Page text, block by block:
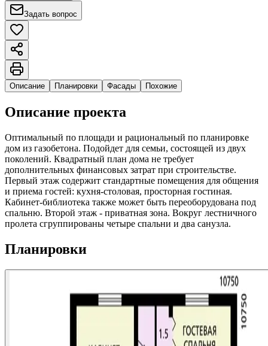
Задать вопрос
Описание Планировки Фасады Похожие
Описание проекта
Оптимальный по площади и рациональный по планировке
дом из газобетона. Подойдет для семьи, состоящей из двух
поколений. Квадратный план дома не требует
дополнительных финансовых затрат при строительстве.
Первый этаж содержит стандартные помещения для общения
и приема гостей: кухня-столовая, просторная гостиная.
Кабинет-библиотека также может быть переоборудована под
спальню. Второй этаж - приватная зона. Вокруг лестничного
пролета сгруппированы четыре спальни и два санузла.
Планировки